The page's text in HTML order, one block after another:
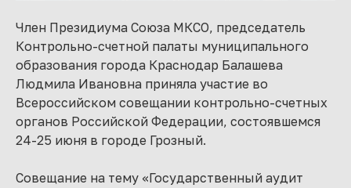
Член Президиума Союза МКСО, председатель
Контрольно-счетной палаты муниципального
образования города Краснодар Балашева
Людмила Ивановна приняла участие во
Всероссийском совещании контрольно-счетных
органов Российской Федерации, состоявшемся
24-25 июня в городе Грозный.
Совещание на тему «Государственный аудит